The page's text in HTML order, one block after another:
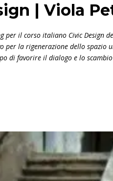
| Viola
per il corso italiano Civic Design
per la rigenerazione dello spazio
di favorire il dialogo e lo